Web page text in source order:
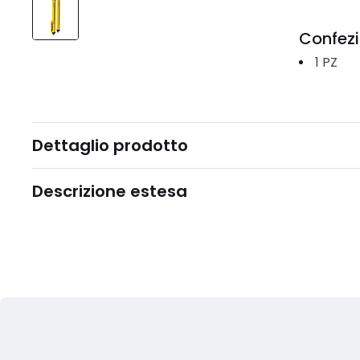
1 PZ
Dettaglio prodotto
Descrizione estesa